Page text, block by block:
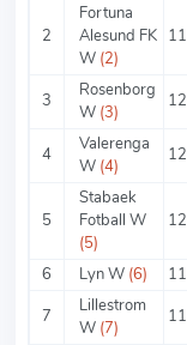
2
Fortuna
Alesund FK
W (2)
11
3
Rosenborg
W (3)
12
4
Valerenga
W (4)
12
5
Stabaek
Fotball W
(5)
12
6 Lyn W (6) 11
7
Lillestrom
W (7)
11